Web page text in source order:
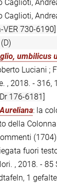
Caglioti,
Caglioti,
VER 730-6190]
umbilicus
Luciani ;
, 2018. - 316,
[Dr 176-6181]
: la
della
fuori
, 2018. - 85
1